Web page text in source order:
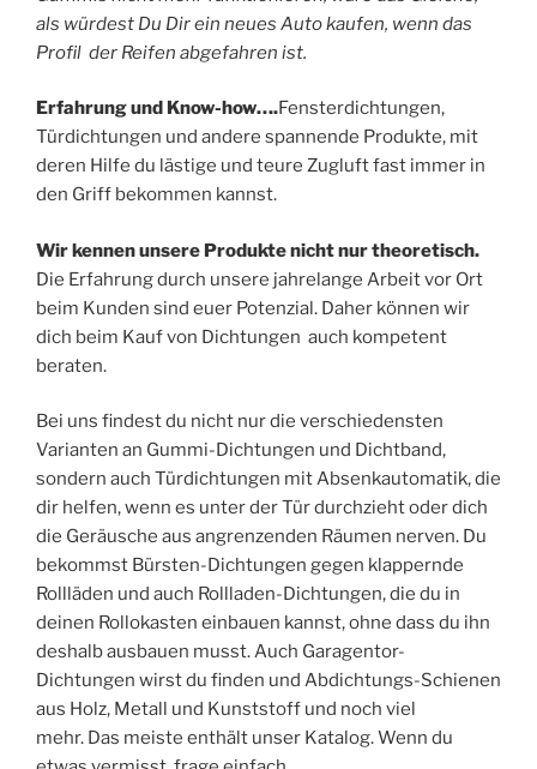
als würdest Du Dir ein neues Auto kaufen, wenn das
Profil der Reifen abgefahren ist.
Erfahrung und Know-how….Fensterdichtungen,
Türdichtungen und andere spannende Produkte, mit
deren Hilfe du lästige und teure Zugluft fast immer in
den Griff bekommen kannst.
Wir kennen unsere Produkte nicht nur theoretisch.
Die Erfahrung durch unsere jahrelange Arbeit vor Ort
beim Kunden sind euer Potenzial. Daher können wir
dich beim Kauf von Dichtungen auch kompetent
beraten.
Bei uns findest du nicht nur die verschiedensten
Varianten an Gummi-Dichtungen und Dichtband,
sondern auch Türdichtungen mit Absenkautomatik, die
dir helfen, wenn es unter der Tür durchzieht oder dich
die Geräusche aus angrenzenden Räumen nerven. Du
bekommst Bürsten-Dichtungen gegen klappernde
Rollläden und auch Rollladen-Dichtungen, die du in
deinen Rollokasten einbauen kannst, ohne dass du ihn
deshalb ausbauen musst. Auch Garagentor-
Dichtungen wirst du finden und Abdichtungs-Schienen
aus Holz, Metall und Kunststoff und noch viel
mehr. Das meiste enthält unser Katalog. Wenn du